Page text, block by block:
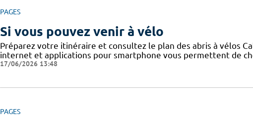
PAGES
Si vous pouvez venir à vélo
Préparez votre itinéraire et consultez le plan des abris à vélos
internet et applications pour smartphone vous permettent de
17/06/2026 13:48
PAGES